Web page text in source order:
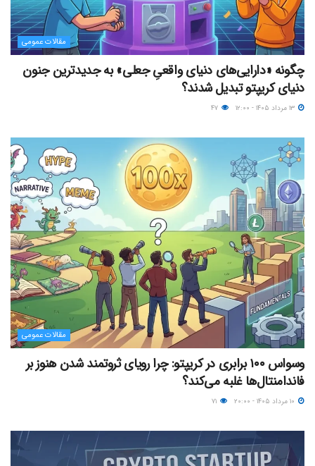
مقالات عمومی
چگونه «دارایی‌های دنیای واقعیِ جعلی» به جدیدترین جنون
دنیای کریپتو تبدیل شدند؟
مقالات عمومی
وسواس ۱۰۰ برابری در کریپتو: چرا رویای ثروتمند شدن هنوز بر
فاندامنتال‌ها غلبه می‌کند؟